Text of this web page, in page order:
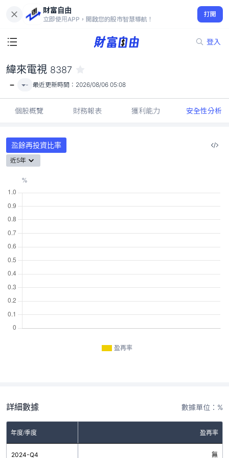
財富自由
立即使用APP，開啟您的股市智慧導航！
打開
登入
-
緯來電視 8387
- - 最近更新時間： 2026/08/06 05:08
個股概覽 財務報表 獲利能力 安全性分析
盈餘再投資比率
近5年
盈再率
詳細數據 數據單位：%
年度/季度 盈再率
2024-Q4 無